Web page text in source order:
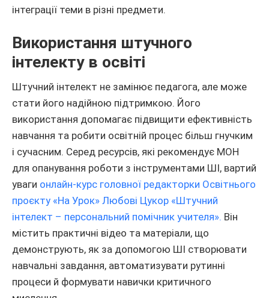
інтеграції теми в різні предмети.
Використання штучного
інтелекту в освіті
Штучний інтелект не замінює педагога, але може
стати його надійною підтримкою. Його
використання допомагає підвищити ефективність
навчання та робити освітній процес більш гнучким
і сучасним. Серед ресурсів, які рекомендує МОН
для опанування роботи з інструментами ШІ, вартий
уваги онлайн-курс головної редакторки Освітнього
проєкту «На Урок» Любові Цукор «Штучний
інтелект – персональний помічник учителя». Він
містить практичні відео та матеріали, що
демонструють, як за допомогою ШІ створювати
навчальні завдання, автоматизувати рутинні
процеси й формувати навички критичного